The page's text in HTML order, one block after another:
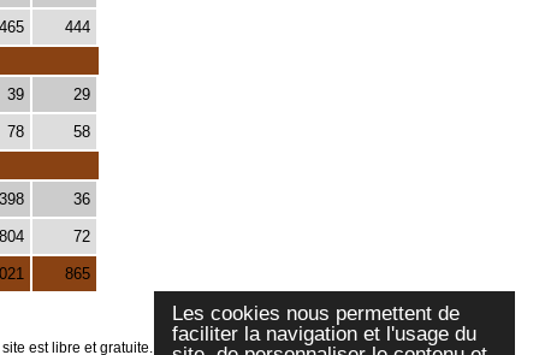
Les cookies nous permettent de
faciliter la navigation et l'usage du
465 444
39 29
78 58
398 36
804 72
865
est libre et gratuite.